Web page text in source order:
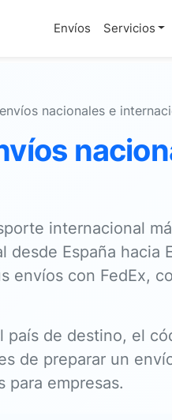
Envíos Servicios
nacionales e
internacional
desde España
envíos con FedEx,
país de destino, el
de preparar un
para empresas.